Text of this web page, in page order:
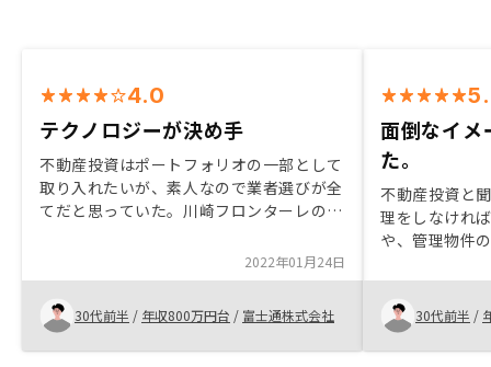
4.0
テクノロジーが決め手
不動産投資はポートフォリオの一部として
取り入れたいが、素人なので業者選びが全
てだと思っていた。川崎フロンターレのス
明を聞いてみると、テクノロジーによる物
件抽出やサポートに注力していることがわ
かり、ビジョンに共感し、会社としての将
来性も期待できると感じた。マスタープラ
ンを契約したが、借地借家法により契約上
2022年01月24日
30代前半 / 年収800万円台 / 富士通株式会社
面倒なイメ
た。
不動産投資と
理をしなけれ
や、管理物件
ほったらかし
ったため。
よく動いてく
めることが出
30代前半 /